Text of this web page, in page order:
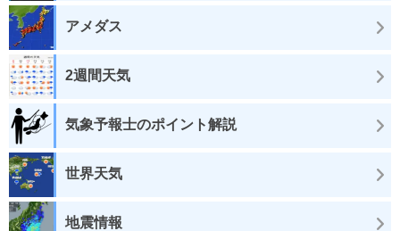
アメダス
2週間天気
気象予報士のポイント解説
世界天気
地震情報